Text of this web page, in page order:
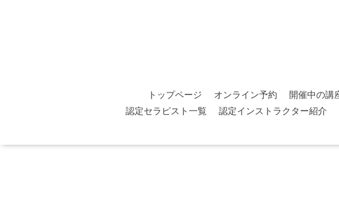
トップページ オンライン予約 開催中の講
認定セラピスト一覧
認定インストラクター紹介